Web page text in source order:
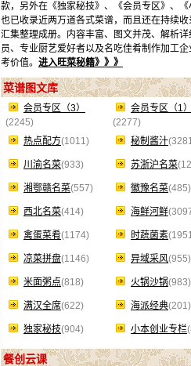
款，另外在《独家秘技》、《会员专区》、
也已收录近两万道各式菜谱，而且还在持续
汇集整理成册。内容丰富、图文并茂、解析
员、专业厨艺爱好者以及名吃佳肴制作加工
考价值。 进入旺菜秘籍》》》
菜谱图文库
会员专区（3）
(2245)
会员专区（1
(2277)
热点配方(1011) 秘制酱汁
川渝名菜(933) 苏浙沪名菜
湘鄂赣名菜(557) 徽豫名菜(485)
西北名菜(414) 海鲜河鲜
禽蛋菜肴(1174) 时蔬菌素
凉菜拼盘(1146) 异域采风(955)
米面粥点(818) 火锅沙锅(983)
满汉全席(622) 海派经典(201)
独家秘技(904) 小本创业专栏
餐创云课